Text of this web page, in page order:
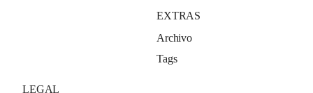
EXTRAS
Archivo
Tags
LEGAL